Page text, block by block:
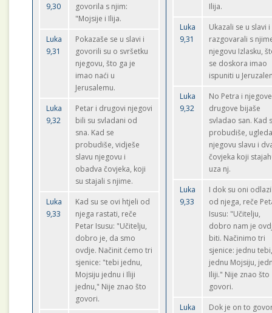
9,30
govorila s njim:
"Mojsije i Ilija.
Luka
9,31
Pokazaše se u slavi i
govorili su o svršetku
njegovu, što ga je
imao naći u
Jerusalemu.
Luka
9,32
Petar i drugovi njegovi
bili su svladani od
sna. Kad se
probudiše, vidješe
slavu njegovu i
obadva čovjeka, koji
su stajali s njime.
Luka
9,33
Kad su se ovi htjeli od
njega rastati, reče
Petar Isusu: "Učitelju,
dobro je, da smo
ovdje. Načinit ćemo tri
sjenice: "tebi jednu,
Mojsiju jednu i Iliji
jednu," Nije znao što
govori.
Ilija.
Luka
9,31
Ukazali se u slavi i
razgovarali s
njegovu Izlasku,
se doskora imao
ispuniti u
Luka
9,32
No Petra i njegove
drugove bijaše
svladao san. Kad
probudiše,
njegovu slavu i
čovjeka koji
uza nj.
Luka
9,33
I dok su oni
od njega, reče
Isusu: "Učitelju,
dobro nam je
biti. Načinimo tri
sjenice: jednu
jednu Mojsiju,
Iliji." Nije znao što
govori.
Luka
Dok je on to